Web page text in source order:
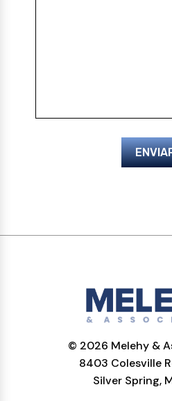
© 2026 Melehy &
8403 Colesville
Silver Spring,